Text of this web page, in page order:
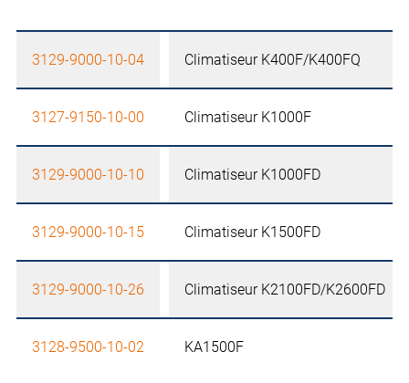
3129-9000-10-04 Climatiseur K400F/K400FQ
3127-9150-10-00 Climatiseur K1000F
3129-9000-10-10 Climatiseur K1000FD
3129-9000-10-15 Climatiseur K1500FD
3129-9000-10-26 Climatiseur K2100FD/K2600FD
3128-9500-10-02 KA1500F